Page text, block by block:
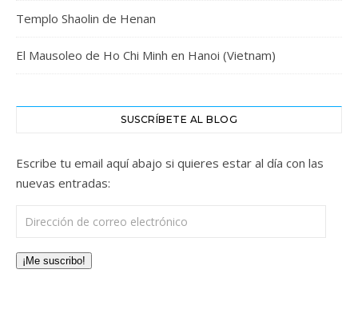
Templo Shaolin de Henan
El Mausoleo de Ho Chi Minh en Hanoi (Vietnam)
SUSCRÍBETE AL BLOG
Escribe tu email aquí abajo si quieres estar al día con las
nuevas entradas:
Dirección de correo electrónico
¡Me suscribo!